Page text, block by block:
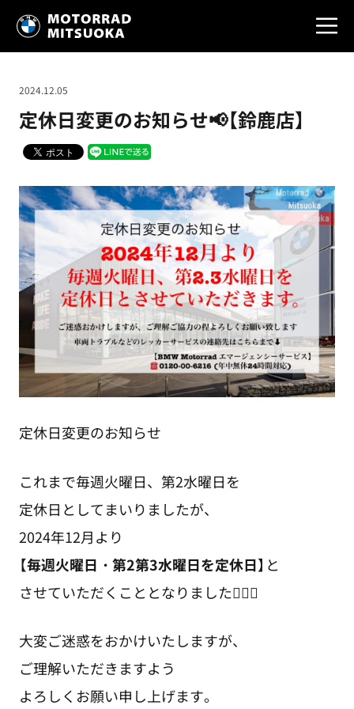
定休日変更のお知らせ📢【鈴鹿店】
2024.12.05
定休日変更のお知らせ
これまで毎週火曜日、第2水曜日を
定休日としてまいりましたが、
2024年12月より
【毎週火曜日・第2第3水曜日を定休日】と
させていただくこととなりました🙇🏻‍♂️
大変ご迷惑をおかけいたしますが、
ご理解いただきますよう
よろしくお願い申し上げます。